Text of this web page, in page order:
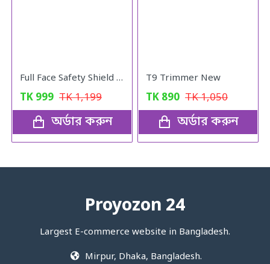
Full Face Safety Shield with Filter
TK 999 TK1,199
অর্ডার করুন
T9 Trimmer New
TK 890 TK1,050
অর্ডার করুন
Proyozon 24
Largest E-commerce website in Bangladesh.
Mirpur, Dhaka, Bangladesh.